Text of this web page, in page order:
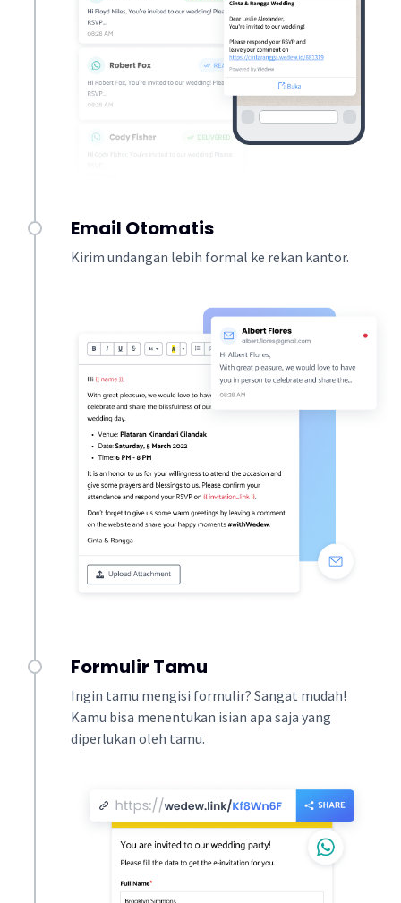
Email Otomatis
Kirim undangan lebih formal ke rekan kantor.
Formulir Tamu
Ingin tamu mengisi formulir? Sangat mudah!
Kamu bisa menentukan isian apa saja yang
diperlukan oleh tamu.